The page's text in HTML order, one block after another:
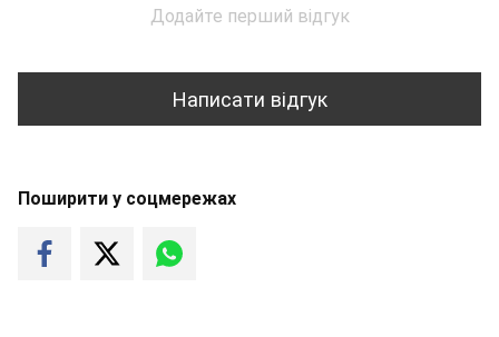
Додайте перший відгук
Написати відгук
Поширити у соцмережах